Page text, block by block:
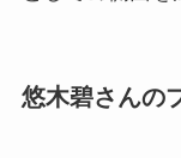
悠木碧さんの